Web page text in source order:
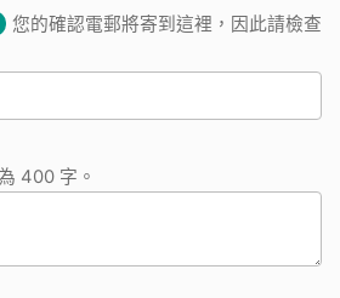
您的確認電郵將寄到這裡，因此請檢查
400 字。